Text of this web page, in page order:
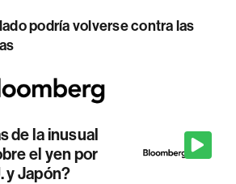
podría volverse contra las
de la inusual
el yen por
y Japón?